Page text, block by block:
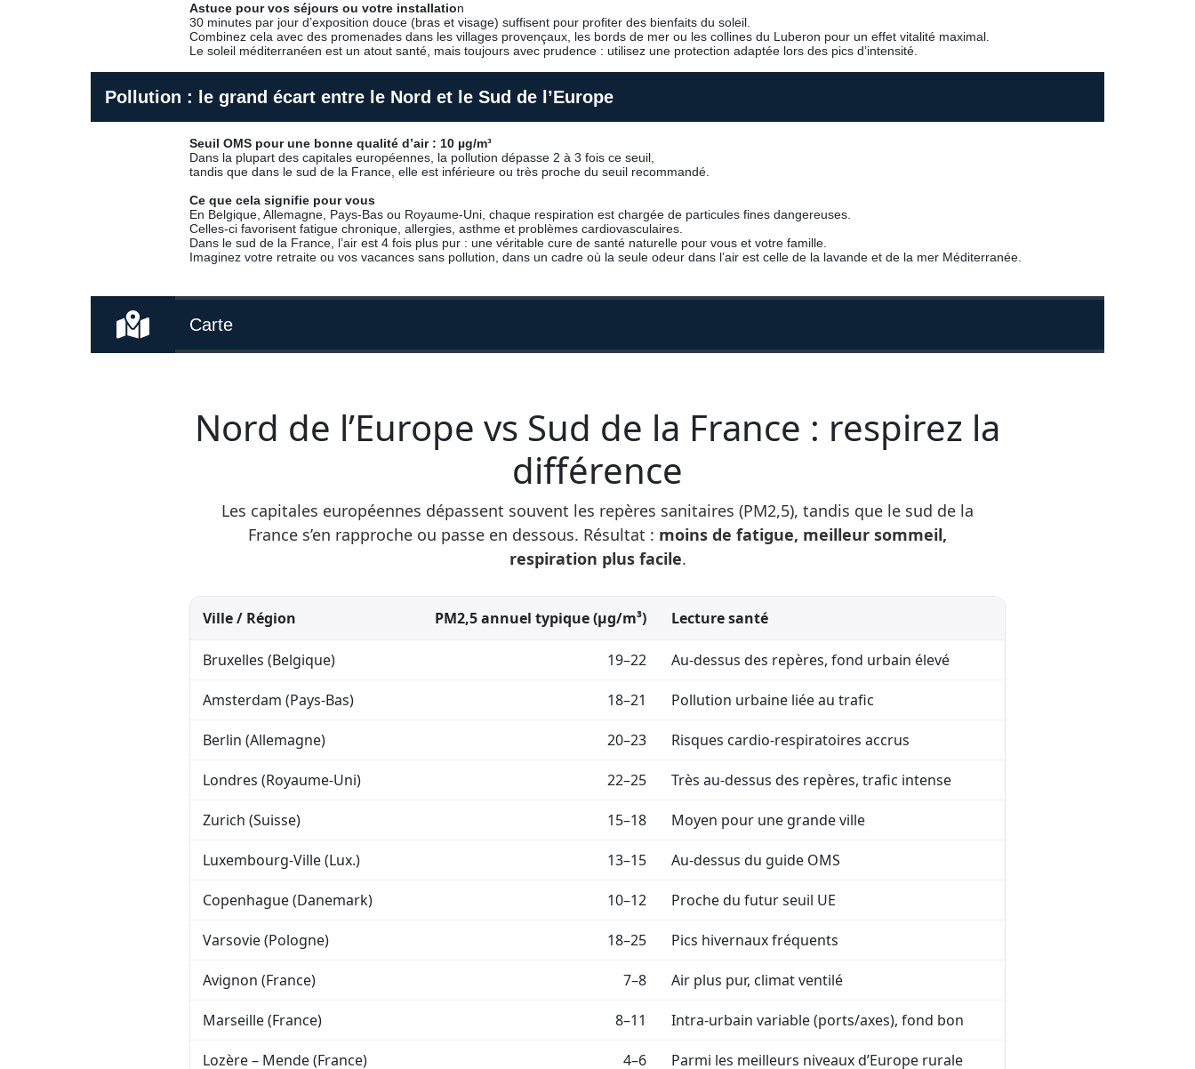
Astuce pour vos séjours ou votre installation
30 minutes par jour d’exposition douce (bras et visage) suffisent pour profiter des bienfaits du soleil.
Combinez cela avec des promenades dans les villages provençaux, les bords de mer ou les collines du Luberon pour un effet vitalité maximal.
Le soleil méditerranéen est un atout santé, mais toujours avec prudence : utilisez une protection adaptée lors des pics d’intensité.
Pollution : le grand écart entre le Nord et le Sud de l’Europe
Seuil OMS pour une bonne qualité d’air : 10 µg/m³
Dans la plupart des capitales européennes, la pollution dépasse 2 à 3 fois ce seuil,
tandis que dans le sud de la France, elle est inférieure ou très proche du seuil recommandé.
Ce que cela signifie pour vous
En Belgique, Allemagne, Pays-Bas ou Royaume-Uni, chaque respiration est chargée de particules fines dangereuses.
Celles-ci favorisent fatigue chronique, allergies, asthme et problèmes cardiovasculaires.
Dans le sud de la France, l’air est 4 fois plus pur : une véritable cure de santé naturelle pour vous et votre famille.
Imaginez votre retraite ou vos vacances sans pollution, dans un cadre où la seule odeur dans l’air est celle de la lavande et de la mer Méditerranée.
Carte
Nord de l’Europe vs Sud de la France : respirez la
différence
Les capitales européennes dépassent souvent les repères sanitaires (PM2,5), tandis que le sud de la
France s’en rapproche ou passe en dessous. Résultat : moins de fatigue, meilleur sommeil,
respiration plus facile.
Ville / Région PM2,5 annuel typique (µg/m³) Lecture santé
Bruxelles (Belgique) 19–22 Au-dessus des repères, fond urbain élevé
Amsterdam (Pays-Bas) 18–21 Pollution urbaine liée au trafic
Berlin (Allemagne) 20–23 Risques cardio-respiratoires accrus
Londres (Royaume-Uni) 22–25 Très au-dessus des repères, trafic intense
Zurich (Suisse) 15–18 Moyen pour une grande ville
Luxembourg-Ville (Lux.) 13–15 Au-dessus du guide OMS
Copenhague (Danemark) 10–12 Proche du futur seuil UE
Varsovie (Pologne) 18–25 Pics hivernaux fréquents
Avignon (France) 7–8 Air plus pur, climat ventilé
Marseille (France) 8–11 Intra-urbain variable (ports/axes), fond bon
Lozère – Mende (France) 4–6 Parmi les meilleurs niveaux d’Europe rurale